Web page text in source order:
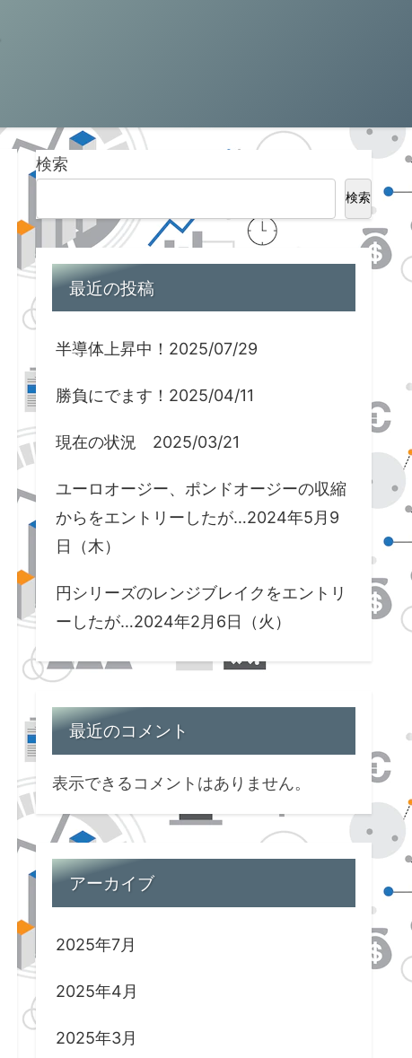
検索
検索
最近の投稿
半導体上昇中！2025/07/29
勝負にでます！2025/04/11
現在の状況 2025/03/21
ユーロオージー、ポンドオージーの収縮
からをエントリーしたが…2024年5月9
日（木）
円シリーズのレンジブレイクをエントリ
ーしたが…2024年2月6日（火）
最近のコメント
表示できるコメントはありません。
アーカイブ
2025年7月
2025年4月
2025年3月